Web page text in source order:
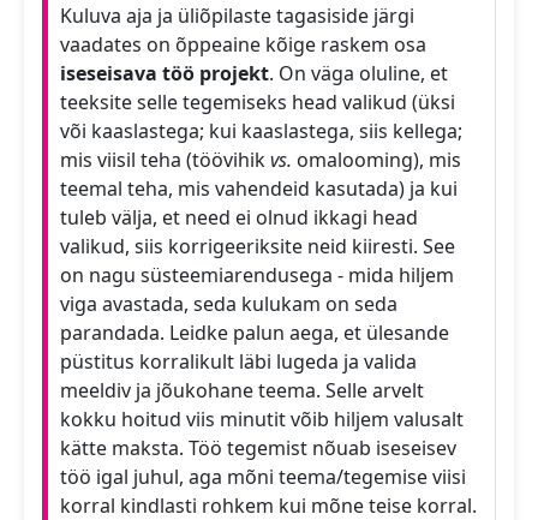
Kuluva aja ja üliõpilaste tagasiside järgi
vaadates on õppeaine kõige raskem osa
iseseisava töö projekt. On väga oluline, et
teeksite selle tegemiseks head valikud (üksi
või kaaslastega; kui kaaslastega, siis kellega;
mis viisil teha (töövihikvs. omalooming), mis
teemal teha, mis vahendeid kasutada) ja kui
tuleb välja, et need ei olnud ikkagi head
valikud, siis korrigeeriksite neid kiiresti. See
on nagu süsteemiarendusega - mida hiljem
viga avastada, seda kulukam on seda
parandada. Leidke palun aega, et ülesande
püstitus korralikult läbi lugeda ja valida
meeldiv ja jõukohane teema. Selle arvelt
kokku hoitud viis minutit võib hiljem valusalt
kätte maksta. Töö tegemist nõuab iseseisev
töö igal juhul, aga mõni teema/tegemise viisi
korral kindlasti rohkem kui mõne teise korral.